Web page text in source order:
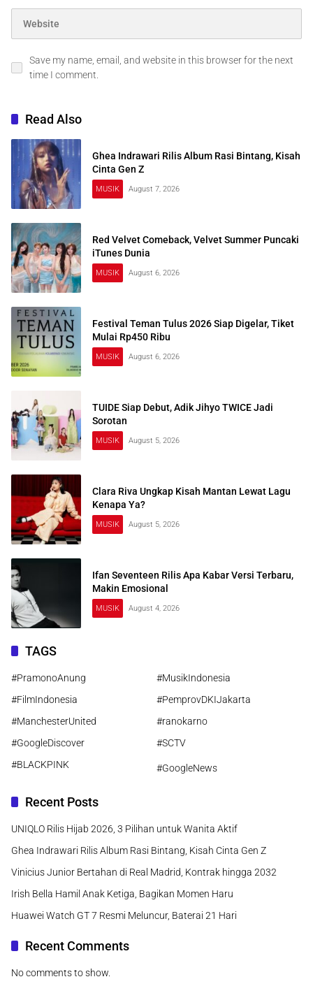
Save my name, email, and website in this browser for the next
time I comment.
Read Also
Ghea Indrawari Rilis Album Rasi Bintang, Kisah
Cinta Gen Z
MUSIK August 7, 2026
Red Velvet Comeback, Velvet Summer Puncaki
iTunes Dunia
MUSIK August 6, 2026
Festival Teman Tulus 2026 Siap Digelar, Tiket
Mulai Rp450 Ribu
MUSIK August 6, 2026
TUIDE Siap Debut, Adik Jihyo TWICE Jadi
Sorotan
MUSIK August 5, 2026
Clara Riva Ungkap Kisah Mantan Lewat Lagu
Kenapa Ya?
MUSIK August 5, 2026
Ifan Seventeen Rilis Apa Kabar Versi Terbaru,
Makin Emosional
MUSIK August 4, 2026
TAGS
#PramonoAnung
#MusikIndonesia
#FilmIndonesia
#PemprovDKIJakarta
#ManchesterUnited
#ranokarno
#GoogleDiscover
#SCTV
#BLACKPINK
#GoogleNews
Recent Posts
UNIQLO Rilis Hijab 2026, 3 Pilihan untuk Wanita Aktif
Ghea Indrawari Rilis Album Rasi Bintang, Kisah Cinta Gen Z
Vinicius Junior Bertahan di Real Madrid, Kontrak hingga 2032
Irish Bella Hamil Anak Ketiga, Bagikan Momen Haru
Huawei Watch GT 7 Resmi Meluncur, Baterai 21 Hari
Recent Comments
No comments to show.